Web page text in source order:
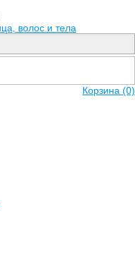
Корзина (0)